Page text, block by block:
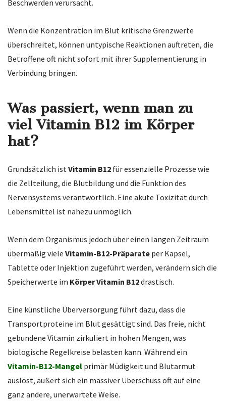
Beschwerden verursacht.
Wenn die Konzentration im Blut kritische Grenzwerte
überschreitet, können untypische Reaktionen auftreten, die
Betroffene oft nicht sofort mit ihrer Supplementierung in
Verbindung bringen.
Was passiert, wenn man zu
viel Vitamin B12 im Körper
hat?
Grundsätzlich ist Vitamin B12 für essenzielle Prozesse wie
die Zellteilung, die Blutbildung und die Funktion des
Nervensystems verantwortlich. Eine akute Toxizität durch
Lebensmittel ist nahezu unmöglich.
Wenn dem Organismus jedoch über einen langen Zeitraum
übermäßig viele Vitamin-B12-Präparate per Kapsel,
Tablette oder Injektion zugeführt werden, verändern sich die
Speicherwerte im Körper Vitamin B12drastisch.
Eine künstliche Überversorgung führt dazu, dass die
Transportproteine im Blut gesättigt sind. Das freie, nicht
gebundene Vitamin zirkuliert in hohen Mengen, was
biologische Regelkreise belasten kann. Während ein
Vitamin-B12-Mangel primär Müdigkeit und Blutarmut
auslöst, äußert sich ein massiver Überschuss oft auf eine
ganz andere, unerwartete Weise.